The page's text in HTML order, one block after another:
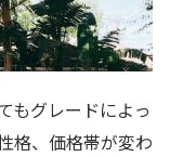
もグレードによっ
格、価格帯が変わ